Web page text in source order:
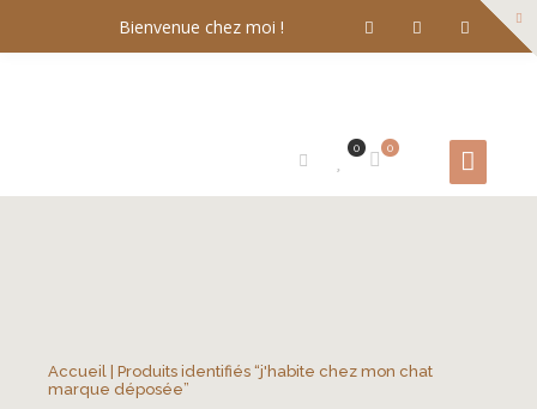
Bienvenue chez moi !
0
0
Accueil | Produits identifiés “j'habite chez mon chat
marque déposée”